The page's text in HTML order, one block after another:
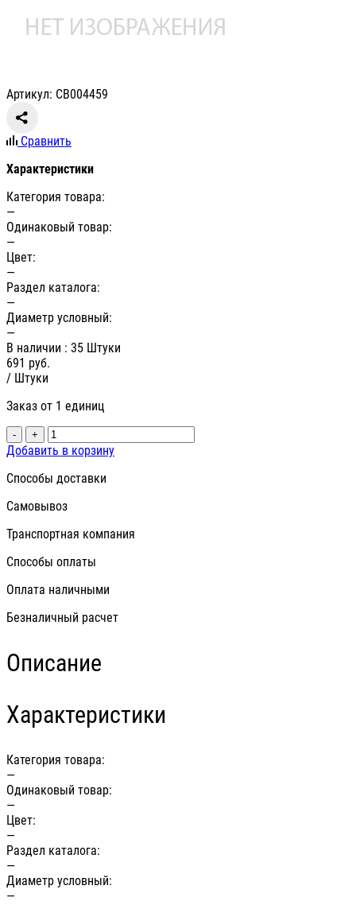
Артикул: СВ004459
Сравнить
Характеристики
Категория товара:
—
Одинаковый товар:
—
Цвет:
—
Раздел каталога:
—
Диаметр условный:
—
В наличии : 35 Штуки
691 руб.
/ Штуки
Заказ от 1 единиц
- +
Добавить в корзину
Способы доставки
Самовывоз
Транспортная компания
Способы оплаты
Оплата наличными
Безналичный расчет
Описание
Характеристики
Категория товара:
—
Одинаковый товар:
—
Цвет:
—
Раздел каталога:
—
Диаметр условный:
—